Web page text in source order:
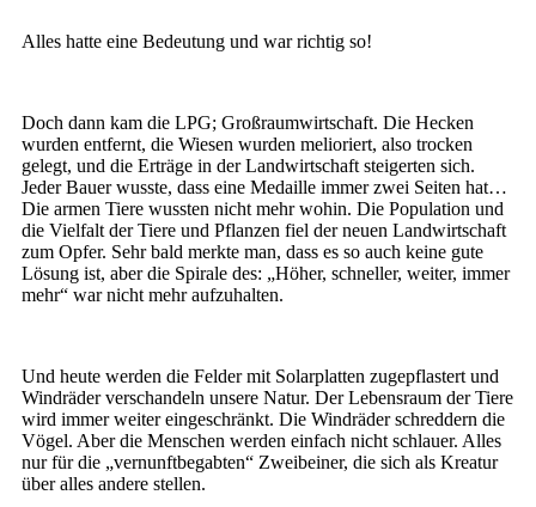
Alles hatte eine Bedeutung und war richtig so!
Doch dann kam die LPG; Großraumwirtschaft. Die Hecken
wurden entfernt, die Wiesen wurden melioriert, also trocken
gelegt, und die Erträge in der Landwirtschaft steigerten sich.
Jeder Bauer wusste, dass eine Medaille immer zwei Seiten hat…
Die armen Tiere wussten nicht mehr wohin. Die Population und
die Vielfalt der Tiere und Pflanzen fiel der neuen Landwirtschaft
zum Opfer. Sehr bald merkte man, dass es so auch keine gute
Lösung ist, aber die Spirale des: „Höher, schneller, weiter, immer
mehr“ war nicht mehr aufzuhalten.
Und heute werden die Felder mit Solarplatten zugepflastert und
Windräder verschandeln unsere Natur. Der Lebensraum der Tiere
wird immer weiter eingeschränkt. Die Windräder schreddern die
Vögel. Aber die Menschen werden einfach nicht schlauer. Alles
nur für die „vernunftbegabten“ Zweibeiner, die sich als Kreatur
über alles andere stellen.